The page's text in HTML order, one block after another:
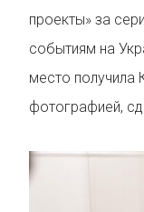
проекты» за
событиям на
место получила
фотографией,